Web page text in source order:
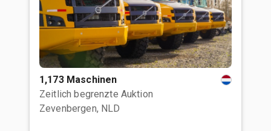
1,173 Maschinen
Zeitlich begrenzte Auktion
Zevenbergen, NLD